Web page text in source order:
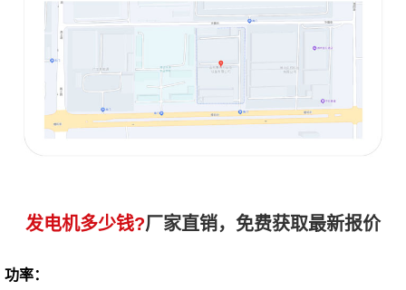
发电机多少钱?厂家直销，免费获取最新报价
功率：